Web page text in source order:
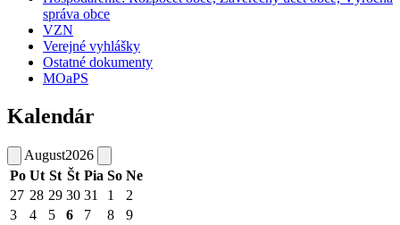
správa obce
VZN
Verejné vyhlášky
Ostatné dokumenty
MOaPS
Kalendár
August2026
Po Ut St Št Pia So Ne
27 28 29 30 31 1
2
3
4 5 6 7 8
9